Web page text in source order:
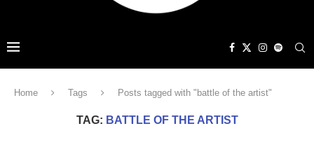
Home Tags Posts tagged with "battle of the artist"
TAG: BATTLE OF THE ARTIST